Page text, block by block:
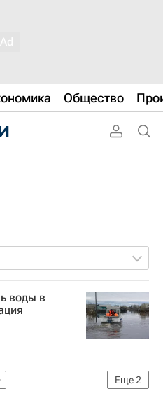
Общество
воды в
Еще2